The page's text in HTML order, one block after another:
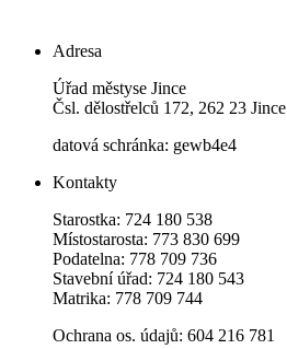
Adresa
Úřad městyse Jince
Čsl. dělostřelců 172, 262 23 Jince
datová schránka: gewb4e4
Kontakty
Starostka: 724 180 538
Místostarosta: 773 830 699
Podatelna: 778 709 736
Stavební úřad: 724 180 543
Matrika: 778 709 744
Ochrana os. údajů: 604 216 781